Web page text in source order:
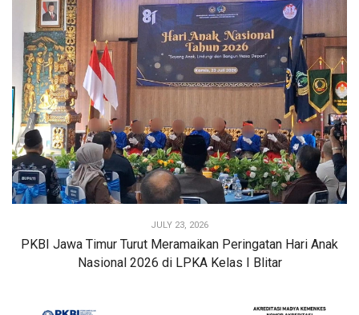
JULY 23, 2026
PKBI Jawa Timur Turut Meramaikan Peringatan Hari Anak
Nasional 2026 di LPKA Kelas I Blitar